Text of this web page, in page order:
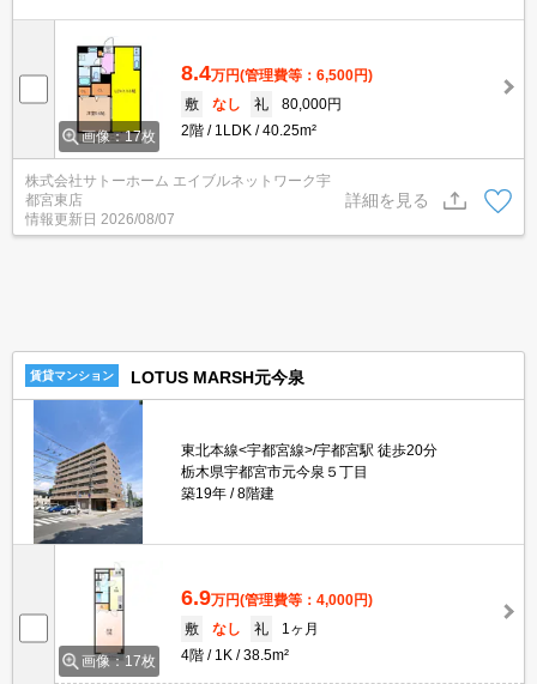
画像：17枚
8.4万円(管理費等：6,500円)
敷
なし 礼
80,000円
2階
1LDK 40.25m²
株式会社サトーホーム エイブルネットワーク宇
都宮東店
情報更新日 2026/08/07
詳細を見る
賃貸マンション LOTUS MARSH元今泉
東北本線<宇都宮線>/宇都宮駅 徒歩20分
栃木県宇都宮市元今泉５丁目
築19年
8階建
画像：17枚
6.9万円(管理費等：4,000円)
敷
なし 礼
1ヶ月
4階
1K 38.5m²